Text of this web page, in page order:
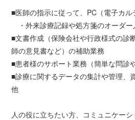
■医師の指示に従って、PC（電子カ
・外来診療記録や処方箋のオーダー
■文書作成（保険会社や行政様式の診
師の意見書など）の補助業務
■患者様のサポート業務（簡単な問診
■診療に関するデータの集計や管理、
他
人の役に立ちたい方、コミュニケー